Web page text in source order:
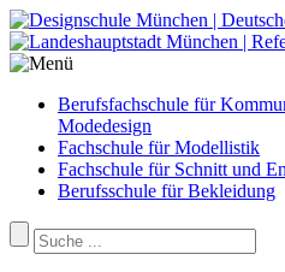
Berufsfachschule für
Modedesign
Fachschule für Modellistik
Fachschule für Schnitt und
Berufsschule für Bekleidung